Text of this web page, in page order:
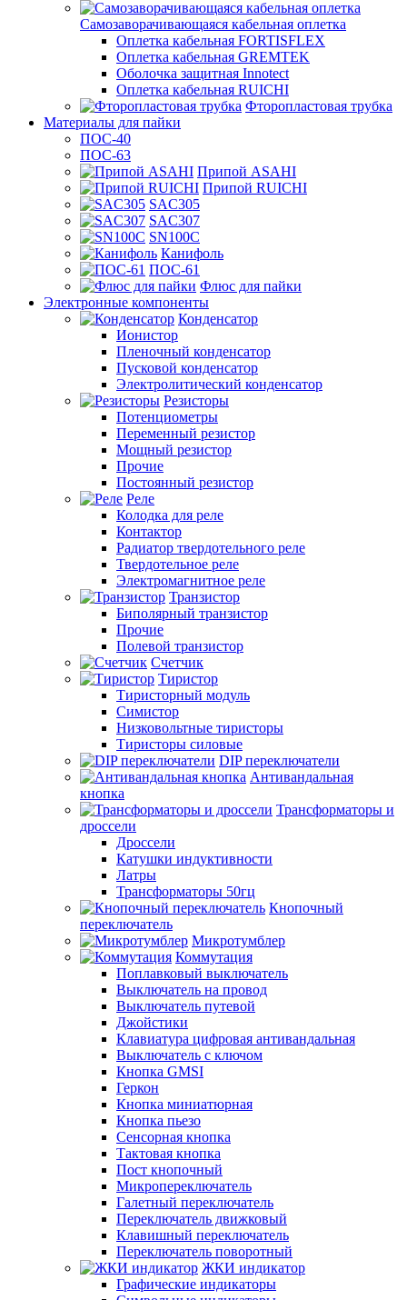
Самозаворачивающаяся кабельная оплетка
Оплетка кабельная FORTISFLEX
Оплетка кабельная GREMTEK
Оболочка защитная Innotect
Оплетка кабельная RUICHI
Фторопластовая трубка
Материалы для пайки
ПОС-40
ПОС-63
Припой ASAHI
Припой RUICHI
SAC305
SAC307
SN100C
Канифоль
ПОС-61
Флюс для пайки
Электронные компоненты
Конденсатор
Ионистор
Пленочный конденсатор
Пусковой конденсатор
Электролитический конденсатор
Резисторы
Потенциометры
Переменный резистор
Мощный резистор
Прочие
Постоянный резистор
Реле
Колодка для реле
Контактор
Радиатор твердотельного реле
Твердотельное реле
Электромагнитное реле
Транзистор
Биполярный транзистор
Прочие
Полевой транзистор
Счетчик
Тиристор
Тиристорный модуль
Симистор
Низковольтные тиристоры
Тиристоры силовые
DIP переключатели
Антивандальная
кнопка
Трансформаторы и
дроссели
Дроссели
Катушки индуктивности
Латры
Трансформаторы 50гц
Кнопочный
переключатель
Микротумблер
Коммутация
Поплавковый выключатель
Выключатель на провод
Выключатель путевой
Джойстики
Клавиатура цифровая антивандальная
Выключатель с ключом
Кнопка GMSI
Геркон
Кнопка миниатюрная
Кнопка пьезо
Сенсорная кнопка
Тактовая кнопка
Пост кнопочный
Микропереключатель
Галетный переключатель
Переключатель движковый
Клавишный переключатель
Переключатель поворотный
ЖКИ индикатор
Графические индикаторы